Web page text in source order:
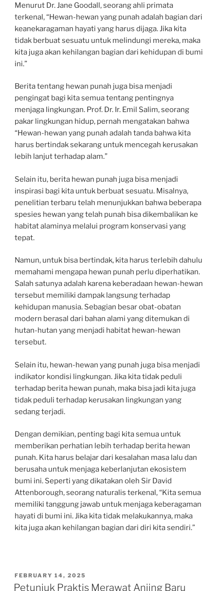
Menurut Dr. Jane Goodall, seorang ahli primata
terkenal, “Hewan-hewan yang punah adalah bagian dari
keanekaragaman hayati yang harus dijaga. Jika kita
tidak berbuat sesuatu untuk melindungi mereka, maka
kita juga akan kehilangan bagian dari kehidupan di bumi
ini.”
Berita tentang hewan punah juga bisa menjadi
pengingat bagi kita semua tentang pentingnya
menjaga lingkungan. Prof. Dr. Ir. Emil Salim, seorang
pakar lingkungan hidup, pernah mengatakan bahwa
“Hewan-hewan yang punah adalah tanda bahwa kita
harus bertindak sekarang untuk mencegah kerusakan
lebih lanjut terhadap alam.”
Selain itu, berita hewan punah juga bisa menjadi
inspirasi bagi kita untuk berbuat sesuatu. Misalnya,
penelitian terbaru telah menunjukkan bahwa beberapa
spesies hewan yang telah punah bisa dikembalikan ke
habitat alaminya melalui program konservasi yang
tepat.
Namun, untuk bisa bertindak, kita harus terlebih dahulu
memahami mengapa hewan punah perlu diperhatikan.
Salah satunya adalah karena keberadaan hewan-hewan
tersebut memiliki dampak langsung terhadap
kehidupan manusia. Sebagian besar obat-obatan
modern berasal dari bahan alami yang ditemukan di
hutan-hutan yang menjadi habitat hewan-hewan
tersebut.
Selain itu, hewan-hewan yang punah juga bisa menjadi
indikator kondisi lingkungan. Jika kita tidak peduli
terhadap berita hewan punah, maka bisa jadi kita juga
tidak peduli terhadap kerusakan lingkungan yang
sedang terjadi.
Dengan demikian, penting bagi kita semua untuk
memberikan perhatian lebih terhadap berita hewan
punah. Kita harus belajar dari kesalahan masa lalu dan
berusaha untuk menjaga keberlanjutan ekosistem
bumi ini. Seperti yang dikatakan oleh Sir David
Attenborough, seorang naturalis terkenal, “Kita semua
memiliki tanggung jawab untuk menjaga keberagaman
hayati di bumi ini. Jika kita tidak melakukannya, maka
kita juga akan kehilangan bagian dari diri kita sendiri.”
POSTED
ON
FEBRUARY 14, 2025
Petunjuk Praktis Merawat Anjing Baru